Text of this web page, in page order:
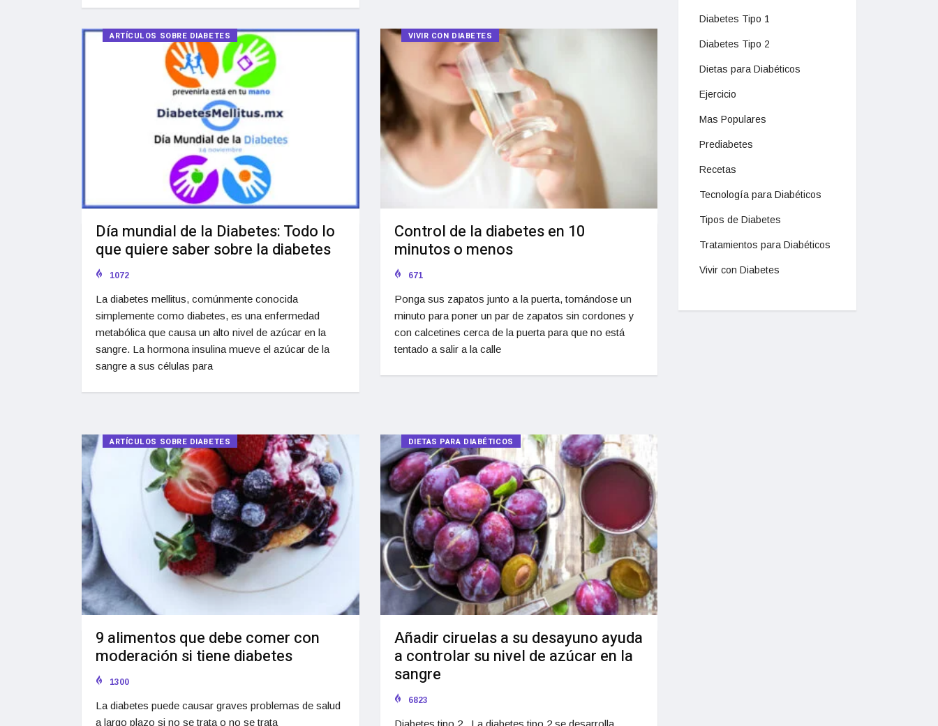
ARTÍCULOS SOBRE DIABETES
Día mundial de la Diabetes: Todo lo
que quiere saber sobre la diabetes
1072
La diabetes mellitus, comúnmente conocida
simplemente como diabetes, es una enfermedad
metabólica que causa un alto nivel de azúcar en la
sangre. La hormona insulina mueve el azúcar de la
sangre a sus células para
VIVIR CON DIABETES
Control de la diabetes en 10
minutos o menos
671
Ponga sus zapatos junto a la puerta, tomándose un
minuto para poner un par de zapatos sin cordones y
con calcetines cerca de la puerta para que no está
tentado a salir a la calle
ARTÍCULOS SOBRE DIABETES
9 alimentos que debe comer con
moderación si tiene diabetes
1300
La diabetes puede causar graves problemas de salud
a largo plazo si no se trata o no se trata
DIETAS PARA DIABÉTICOS
Añadir ciruelas a su desayuno ayuda
a controlar su nivel de azúcar en la
sangre
6823
Diabetes tipo 2 La diabetes tipo 2 se desarrolla
Diabetes Tipo 1
Diabetes Tipo 2
Dietas para Diabéticos
Ejercicio
Mas Populares
Prediabetes
Recetas
Tecnología para Diabéticos
Tipos de Diabetes
Tratamientos para Diabéticos
Vivir con Diabetes